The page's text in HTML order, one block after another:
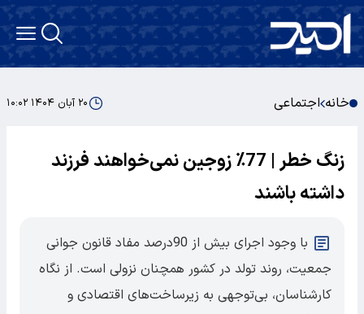
خانه اجتماعی ۲۰ آبان ۱۴۰۴ ۱۰:۰۲
زنگ خطر | 77٪ زوجین نمی‌خواهند فرزند
داشته باشند
با وجود اجرای بیش از 90درصد مفاد قانون جوانی
جمعیت، روند تولد در کشور همچنان نزولی است. از نگاه
کارشناسان، بی‌توجهی به زیرساخت‌های اقتصادی و